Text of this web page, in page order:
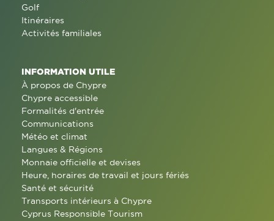
Golf
Itinéraires
Activités familiales
INFORMATION UTILE
À propos de Chypre
Chypre accessible
Formalités d'entrée
Communications
Météo et climat
Langues & Régions
Monnaie officielle et devises
Heure, horaires de travail et jours fériés
Santé et sécurité
Transports intérieurs à Chypre
Cyprus Responsible Tourism